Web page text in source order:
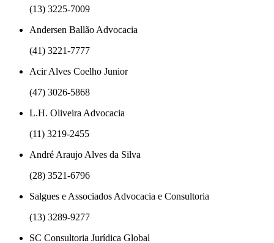
(13) 3225-7009
Andersen Ballão Advocacia
(41) 3221-7777
Acir Alves Coelho Junior
(47) 3026-5868
L.H. Oliveira Advocacia
(11) 3219-2455
André Araujo Alves da Silva
(28) 3521-6796
Salgues e Associados Advocacia e Consultoria
(13) 3289-9277
SC Consultoria Jurídica Global